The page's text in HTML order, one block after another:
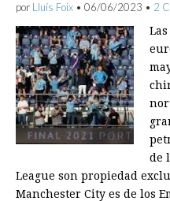
por Lluís Foix • 06/06/2023 • 2
de
League son propiedad
Manchester City es de los